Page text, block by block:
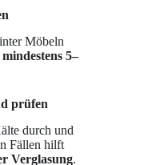
Möbeln
mindestens 5–
prüfen
durch und
Fällen hilft
Verglasung.